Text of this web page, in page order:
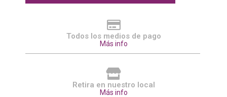
Todos los medios de pago
Más info
Retira en nuestro local
Más info